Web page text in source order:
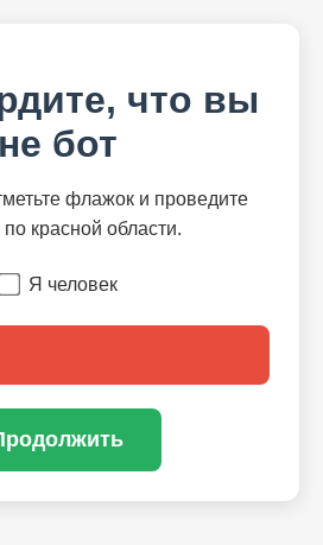
что вы
не бот
флажок и проведите
красной области.
Я человек